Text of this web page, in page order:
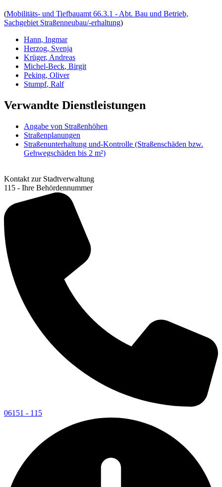
(Mobilitäts- und Tiefbauamt 66.3.1 - Abt. Bau und Betrieb,
Sachgebiet Straßenneubau/-erhaltung)
Hann, Ingmar
Herzog, Svenja
Krüger, Andreas
Michel-Beck, Birgit
Peking, Oliver
Stumpf, Ralf
Verwandte Dienstleistungen
Angabe von Straßenhöhen
Straßenplanungen
Straßenunterhaltung und-Kontrolle (Straßenschäden bzw.
Gehwegschäden bis 2 m²)
Kontakt zur Stadtverwaltung
115 - Ihre Behördennummer
06151 - 115